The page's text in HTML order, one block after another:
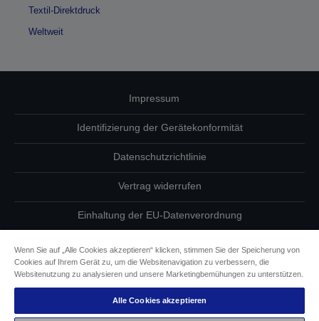
Textil-Direktdruck
Weltweit
Impressum
Identifizierung der Gerätekonformität
Datenschutzrichtlinie
Vertrag widerrufen
Einhaltung der EU-Datenverordnung
Informationen zu Cookies
Epson Engagement für Barrierefreiheit
Wenn Sie auf „Alle Cookies akzeptieren“ klicken, stimmen Sie der Speicherung von
Cookies auf Ihrem Gerät zu, um die Websitenavigation zu verbessern, die
Websitenutzung zu analysieren und unsere Marketingbemühungen zu unterstützen.
Alle Cookies akzeptieren